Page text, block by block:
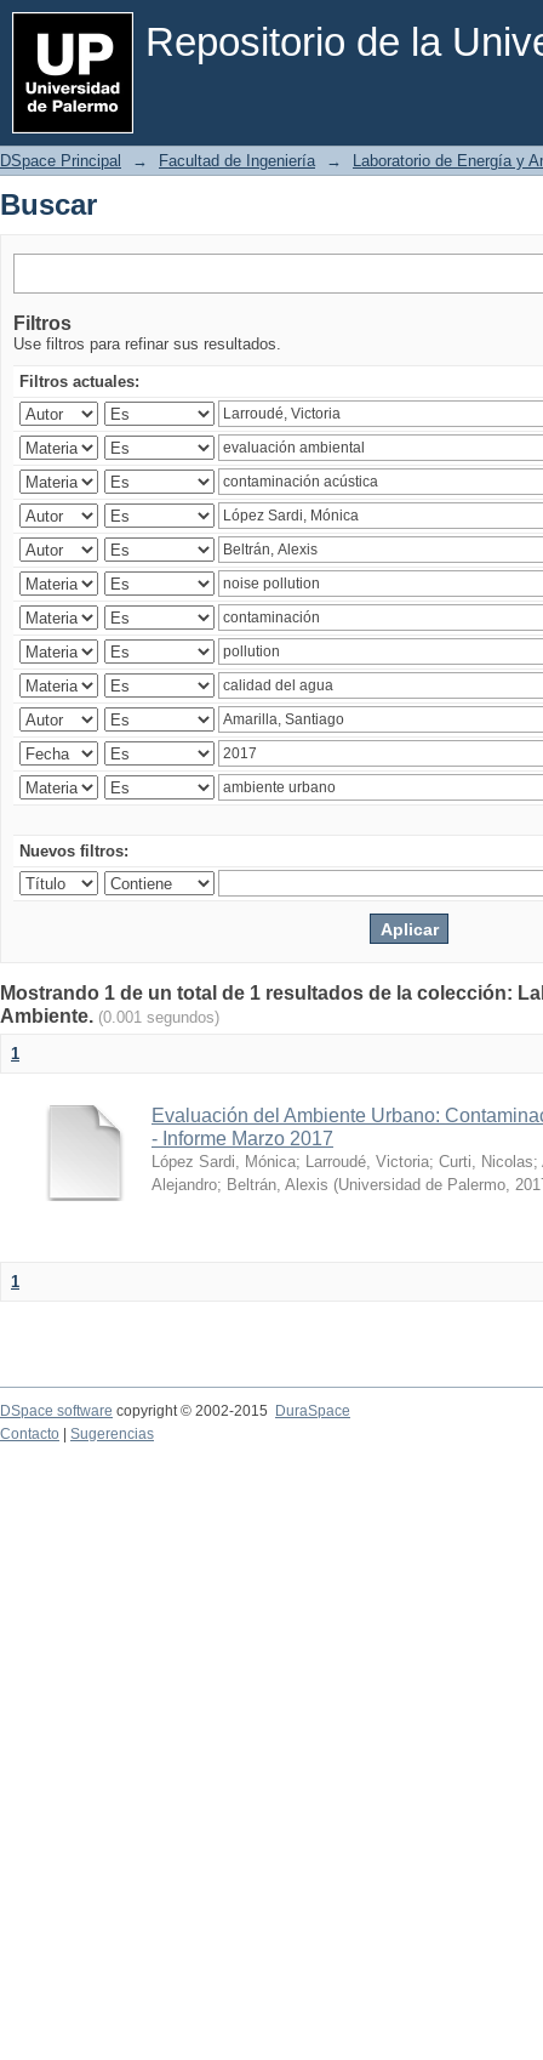
Repositorio de la
Buscar
DSpace Principal → Facultad de Ingeniería → Laboratorio de Energía y
Buscar
Filtros
Use filtros para refinar sus resultados.
Filtros actuales:
Nuevos filtros:
Mostrando 1 de un total de 1 resultados de la colección:
Ambiente. (0.001 segundos)
1
Evaluación del Ambiente Urbano:
- Informe Marzo 2017
López Sardi, Mónica; Larroudé, Victoria; Curti, Nicolas;
Alejandro; Beltrán, Alexis (Universidad de Palermo,
1
DSpace software copyright © 2002-2015
DuraSpace
Contacto
Sugerencias